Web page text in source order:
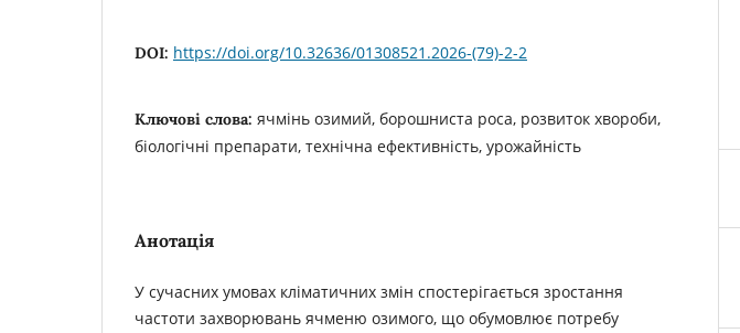
DOI: https://doi.org/10.32636/01308521.2026-(79)-2-2
Ключові слова: ячмінь озимий, борошниста роса, розвиток хвороби,
біологічні препарати, технічна ефективність, урожайність
Анотація
У сучасних умовах кліматичних змін спостерігається зростання
частоти захворювань ячменю озимого, що обумовлює потребу